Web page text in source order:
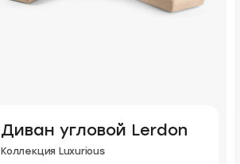
Диван угловой Lerdon
Коллекция Luxurious